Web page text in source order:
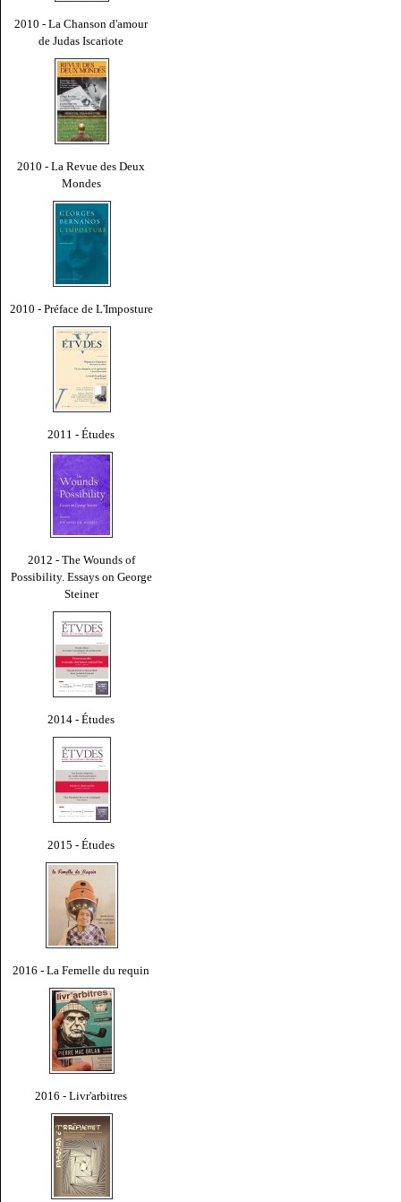
2010 - La Chanson d'amour
de Judas Iscariote
2010 - La Revue des Deux
Mondes
2010 - Préface de L'Imposture
2011 - Études
2012 - The Wounds of
Possibility. Essays on George
Steiner
2014 - Études
2015 - Études
2016 - La Femelle du requin
2016 - Livr'arbitres